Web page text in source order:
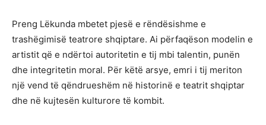
Preng Lëkunda mbetet pjesë e rëndësishme e
trashëgimisë teatrore shqiptare. Ai përfaqëson modelin e
artistit që e ndërtoi autoritetin e tij mbi talentin, punën
dhe integritetin moral. Për këtë arsye, emri i tij meriton
një vend të qëndrueshëm në historinë e teatrit shqiptar
dhe në kujtesën kulturore të kombit.